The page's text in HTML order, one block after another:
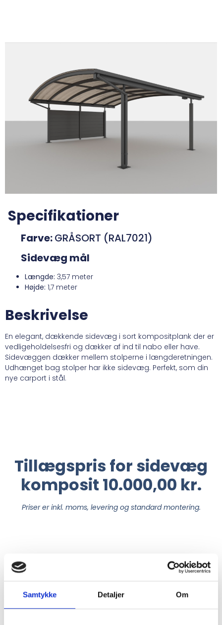
Samtykke Detaljer Om
Specifikationer
Farve:GRÅSORT (RAL7021)
Sidevæg mål
Længde: 3,57 meter
Højde: 1,7 meter
Beskrivelse
En elegant, dækkende sidevæg i sort kompositplank der er
vedligeholdelsesfri og dækker af ind til nabo eller have.
Sidevæggen dækker mellem stolperne i længderetningen.
Udhænget bag stolper har ikke sidevæg. Perfekt, som din
nye carport i stål.
Tillægspris for sidevæg
komposit 10.000,00 kr.
Priser er inkl. moms, levering og standard montering.